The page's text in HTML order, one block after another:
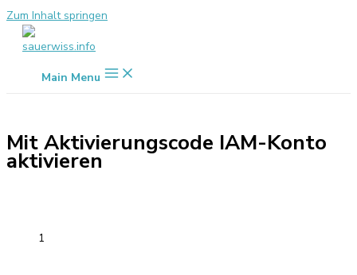
Zum Inhalt springen
Main Menu
Mit Aktivierungscode IAM-Konto
aktivieren
1